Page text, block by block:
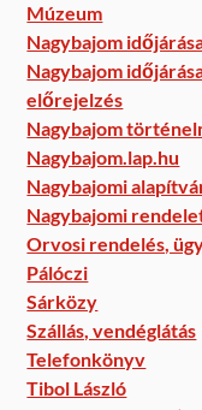
Múzeum
Nagybajom
Nagybajom
előrejelzés
Nagybajom
Nagybajom.lap.hu
Nagybajomi
Nagybajomi
Orvosi rendelés,
Pálóczi
Sárközy
Szállás, vendéglátás
Telefonkönyv
Tibol László